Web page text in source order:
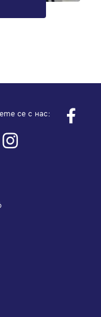
се с нас: